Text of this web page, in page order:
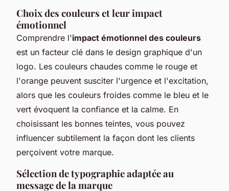
Choix des couleurs et leur impact
émotionnel
Comprendre l'impact émotionnel des couleurs
est un facteur clé dans le design graphique d'un
logo. Les couleurs chaudes comme le rouge et
l'orange peuvent susciter l'urgence et l'excitation,
alors que les couleurs froides comme le bleu et le
vert évoquent la confiance et la calme. En
choisissant les bonnes teintes, vous pouvez
influencer subtilement la façon dont les clients
perçoivent votre marque.
Sélection de typographie adaptée au
message de la marque